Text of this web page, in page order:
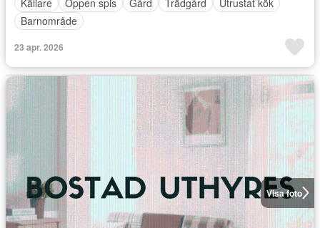
Källare
Öppen spis Gård Trädgård
Utrustat kök
Barnområde
23 apr. 2026
Visa foto